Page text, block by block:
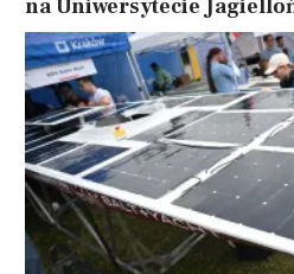
na Uniwersytecie